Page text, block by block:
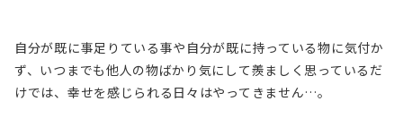
自分が既に事足りている事や自分が既に持っている物に気付か
ず、いつまでも他人の物ばかり気にして羨ましく思っているだ
けでは、幸せを感じられる日々はやってきません…。